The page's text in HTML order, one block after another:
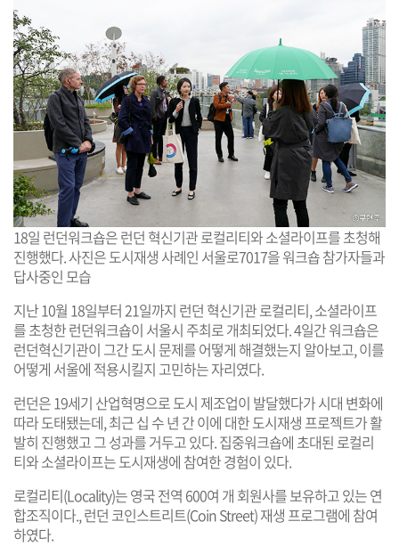
18일 런던워크숍은 런던 혁신기관 로컬리티와 소셜라이프를 초청해
진행했다. 사진은 도시재생 사례인 서울로7017을 워크숍 참가자들과
답사중인 모습
지난 10월 18일부터 21일까지 런던 혁신기관 로컬리티, 소셜라이프
를 초청한 런던워크숍이 서울시 주최로 개최되었다. 4일간 워크숍은
런던혁신기관이 그간 도시 문제를 어떻게 해결했는지 알아보고, 이를
어떻게 서울에 적용시킬지 고민하는 자리였다.
런던은 19세기 산업혁명으로 도시 제조업이 발달했다가 시대 변화에
따라 도태됐는데, 최근 십 수 년 간 이에 대한 도시재생 프로젝트가 활
발히 진행했고 그 성과를 거두고 있다. 집중워크숍에 초대된 로컬리
티와 소셜라이프는 도시재생에 참여한 경험이 있다.
로컬리티(Locality)는 영국 전역 600여 개 회원사를 보유하고 있는 연
합조직이다., 런던 코인스트리트(Coin Street) 재생 프로그램에 참여
하였다.